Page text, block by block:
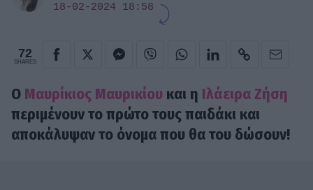
18-02-2024 18:58
72
SHARES
Ο Μαυρίκιος Μαυρικίου και η Ιλάειρα Ζήση
περιμένουν το πρώτο τους παιδάκι και
αποκάλυψαν το όνομα που θα του δώσουν!